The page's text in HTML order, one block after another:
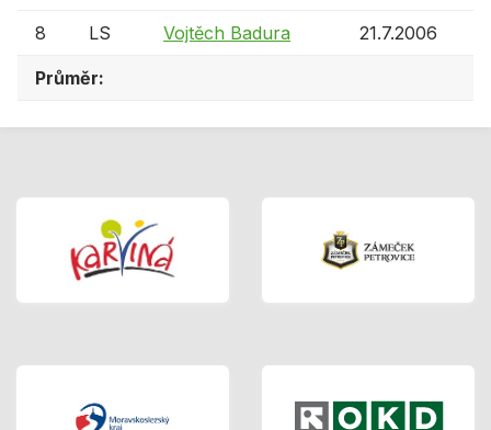
8 LS Vojtěch Badura 21.7.2006
Průměr: